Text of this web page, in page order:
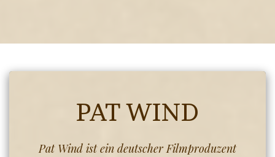
PAT WIND
Pat Wind ist ein deutscher Filmproduzent